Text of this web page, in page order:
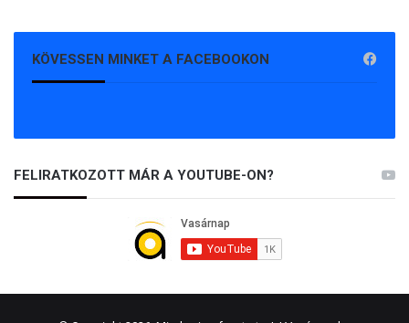
KÖVESSEN MINKET A FACEBOOKON
FELIRATKOZOTT MÁR A YOUTUBE-ON?